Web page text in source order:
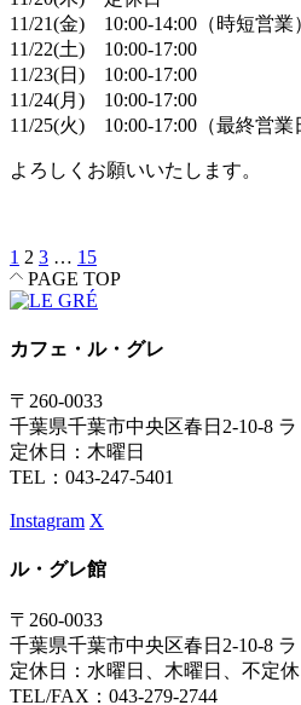
11/21(金) 10:00-14:00（時短営業
11/22(土) 10:00-17:00
11/23(日) 10:00-17:00
11/24(月) 10:00-17:00
11/25(火) 10:00-17:00（最終営業
よろしくお願いいたします。
投
稿
の
ー
ジ
り
1 2 3 … 15
PAGE TOP
カフェ・ル・グレ
〒260-0033
千葉県千葉市中央区春日2-10-8
定休日：木曜日
TEL：043-247-5401
Instagram X
ル・グレ館
〒260-0033
千葉県千葉市中央区春日2-10-8
定休日：水曜日、木曜日、不定休
TEL/FAX：043-279-2744